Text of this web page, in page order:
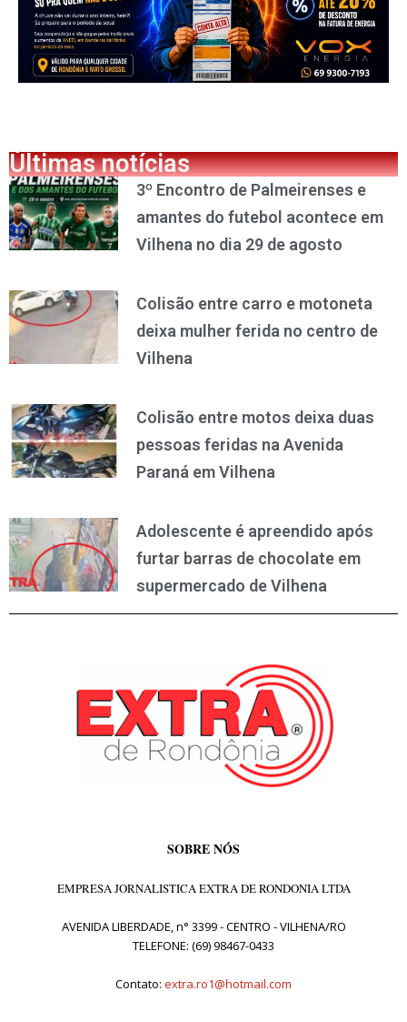
Últimas notícias
3º Encontro de Palmeirenses e
amantes do futebol acontece em
Vilhena no dia 29 de agosto
Colisão entre carro e motoneta
deixa mulher ferida no centro de
Vilhena
Colisão entre motos deixa duas
pessoas feridas na Avenida
Paraná em Vilhena
Adolescente é apreendido após
furtar barras de chocolate em
supermercado de Vilhena
SOBRE NÓS
EMPRESA JORNALISTICA EXTRA DE RONDONIA LTDA
AVENIDA LIBERDADE, n° 3399 - CENTRO - VILHENA/RO
TELEFONE: (69) 98467-0433
Contato: extra.ro1@hotmail.com